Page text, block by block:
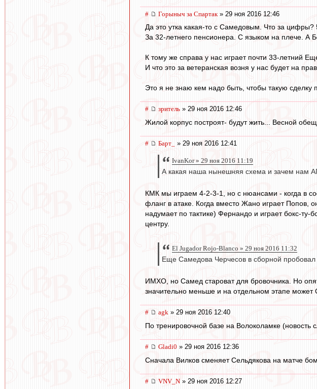
# Горыныч за Спартак » 29 ноя 2016 12:46
Да это утка какая-то с Самедовым. Что за
За 32-летнего пенсионера. С языком на плече. А
К тому же справа у нас играет почти 33-летний
И что это за ветеранская возня у нас будет на
Это я не знаю кем надо быть, чтобы такую сделку
# зpитель » 29 ноя 2016 12:46
Жилой корпус построят- будут жить... Весной
# Барт_ » 29 ноя 2016 12:41
IvanKor » 29 ноя 2016 11:19
А какая наша нынешняя схема и зачем нам
КМК мы играем 4-2-3-1, но с нюансами - когда в
фланг в атаке. Когда вместо Жано играет Попов,
надумает по тактике) Фернандо и играет бокс-ту-
центру.
El Jugador Rojo-Blanco » 29 ноя 2016 11:32
Еще Самедова Черчесов в сборной пробовал
ИМХО, но Самед староват для бровочника. Но
значительно меньше и на отдельном этапе
# agk » 29 ноя 2016 12:40
По тренировочной базе на Волоколамке (новость
# Gladi0 » 29 ноя 2016 12:36
Сначала Вилков сменяет Сельдякова на матче
# VNV_N » 29 ноя 2016 12:27